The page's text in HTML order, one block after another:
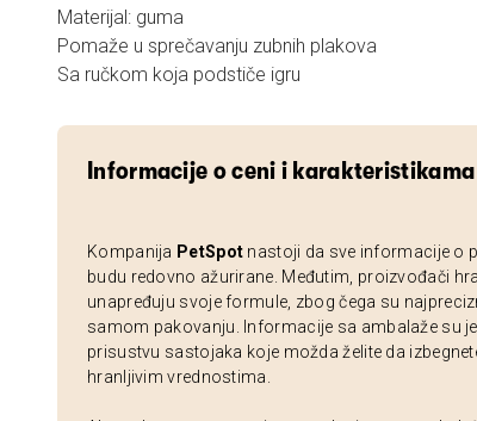
Materijal: guma
Pomaže u sprečavanju zubnih plakova
Sa ručkom koja podstiče igru
Informacije o ceni i
Kompanija PetSpot nastoji da sve informacije o
budu redovno ažurirane. Međutim, proizvođači
unapređuju svoje formule, zbog čega su
samom pakovanju. Informacije sa ambalaže su
prisustvu sastojaka koje možda želite da
hranljivim vrednostima.